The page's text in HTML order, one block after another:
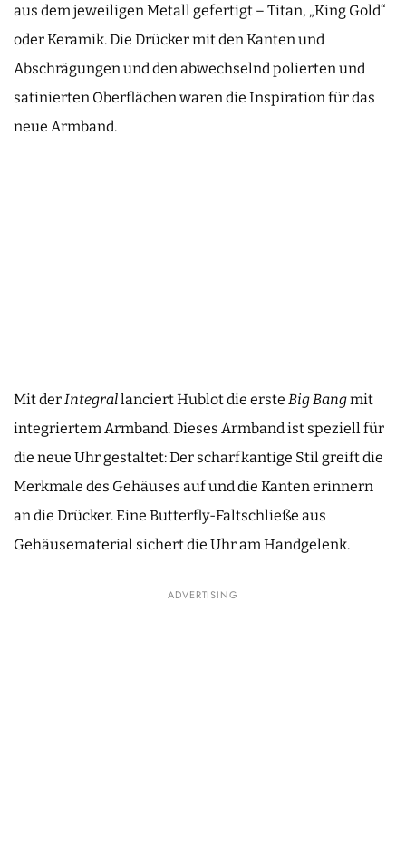
aus dem jeweiligen Metall gefertigt – Titan, „King Gold“
oder Keramik. Die Drücker mit den Kanten und
Abschrägungen und den abwechselnd polierten und
satinierten Oberflächen waren die Inspiration für das
neue Armband.
Mit der Integrallanciert Hublot die erste Big Bangmit
integriertem Armband. Dieses Armband ist speziell für
die neue Uhr gestaltet: Der scharfkantige Stil greift die
Merkmale des Gehäuses auf und die Kanten erinnern
an die Drücker. Eine Butterfly-Faltschließe aus
Gehäusematerial sichert die Uhr am Handgelenk.
ADVERTISING